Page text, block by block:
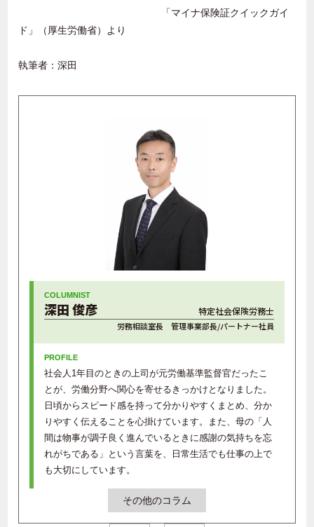
「マイナ保険証クイックガイ
ド」（厚生労働省）より
執筆者：深田
深田 俊彦 特定社会保険労務士
労務相談室長 管理事業部長/パートナー社員
社会人1年目のときの上司が元労働基準監督官だったこ
とが、労働分野へ関心を寄せるきっかけとなりました。
日頃からスピード感を持って分かりやすくまとめ、分か
りやすく伝えることを心掛けています。また、母の「人
間は物事が調子良く進んでいるときに感謝の気持ちを忘
れがちである」という言葉を、日常生活でも仕事の上で
も大切にしています。
その他のコラム